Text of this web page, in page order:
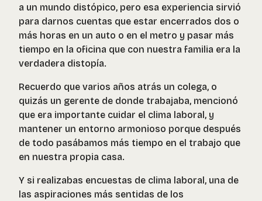
a un mundo distópico, pero esa experiencia sirvió
para darnos cuentas que estar encerrados dos o
más horas en un auto o en el metro y pasar más
tiempo en la oficina que con nuestra familia era la
verdadera distopía.
Recuerdo que varios años atrás un colega, o
quizás un gerente de donde trabajaba, mencionó
que era importante cuidar el clima laboral, y
mantener un entorno armonioso porque después
de todo pasábamos más tiempo en el trabajo que
en nuestra propia casa.
Y si realizabas encuestas de clima laboral, una de
las aspiraciones más sentidas de los